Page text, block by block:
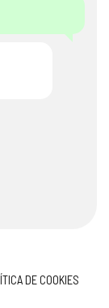
DE COOKIES